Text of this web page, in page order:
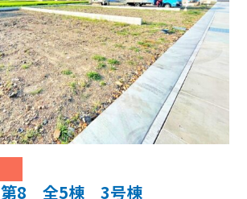
第8 全5棟 3号棟